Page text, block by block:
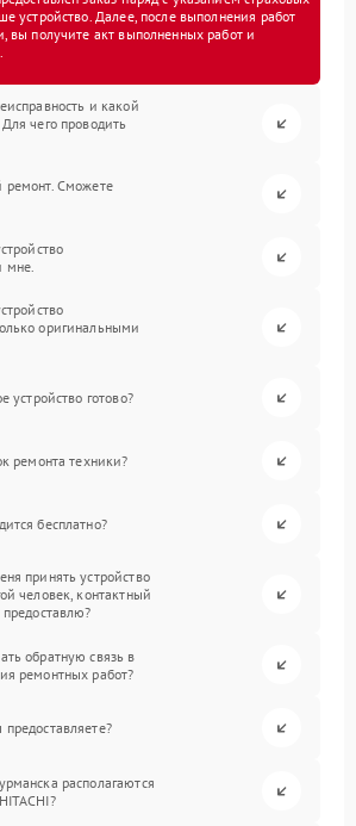
устройство. Далее, после выполнения работ
вы получите акт выполненных работ и
и какой
чего проводить
ремонт. Сможете
мне.
оригинальными
устройство готово?
ремонта техники?
бесплатно?
принять устройство
человек, контактный
обратную связь в
ремонтных работ?
располагаются